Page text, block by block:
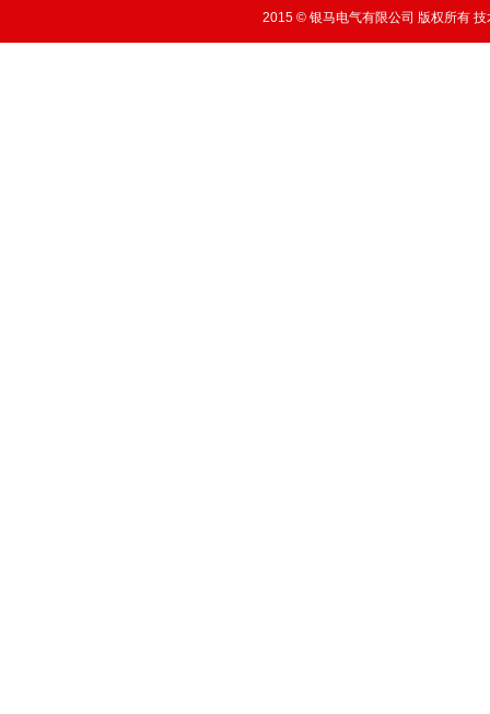
2015 © 银马电气有限公司 版权所有 技